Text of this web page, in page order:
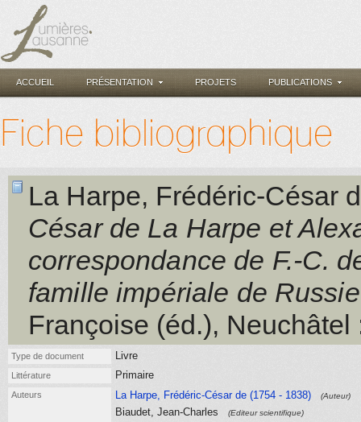
ACCUEIL PRÉSENTATION PROJETS PUBLICATIONS
Fiche bibliographique
La Harpe, Frédéric-César
César de La Harpe et
correspondance de F.-C.
famille impériale de Russie
Françoise (éd.), Neuchâtel
Type de document Livre
Littérature Primaire
Auteurs La Harpe, Frédéric-César de (1754 - 1838) (Auteur)
Biaudet, Jean-Charles (Editeur scientifique)